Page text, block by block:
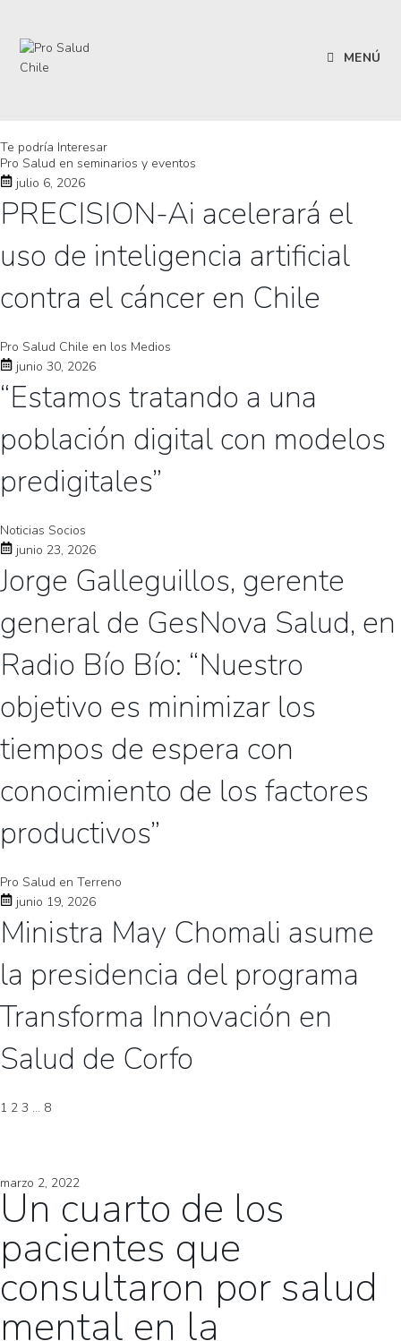
MENÚ
Te podría Interesar
Pro Salud en seminarios y eventos
julio 6, 2026
PRECISION-Ai acelerará el
uso de inteligencia artificial
contra el cáncer en Chile
Pro Salud Chile en los Medios
junio 30, 2026
“Estamos tratando a una
población digital con modelos
predigitales”
Noticias Socios
junio 23, 2026
Jorge Galleguillos, gerente
general de GesNova Salud, en
Radio Bío Bío: “Nuestro
objetivo es minimizar los
tiempos de espera con
conocimiento de los factores
productivos”
Pro Salud en Terreno
junio 19, 2026
Ministra May Chomali asume
la presidencia del programa
Transforma Innovación en
Salud de Corfo
1 2 3 … 8
marzo 2, 2022
Un cuarto de los
pacientes que
consultaron por salud
mental en la